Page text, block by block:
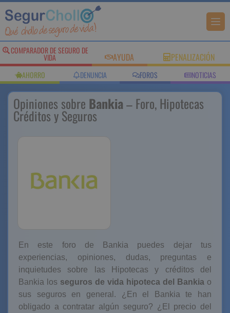
COMPARADOR DE SEGURO DE
VIDA AYUDA PENALIZACIÓN
AHORRO DENUNCIA FOROS NOTICIAS
Opiniones sobre Bankia– Foro, Hipotecas
Créditos y Seguros
En este foro de Bankia puedes dejar tus
experiencias, opiniones, dudas, preguntas e
inquietudes sobre las Hipotecas y créditos del
Bankia los seguros de vida hipoteca del Bankia o
sus seguros en general. ¿En el Bankia te han
obligado a contratar algún seguro? ¿El precio del